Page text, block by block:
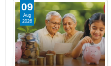
09
Aug
2026